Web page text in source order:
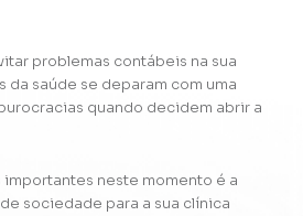
problemas contábeis na sua
da saúde se deparam com uma
quando decidem abrir a
importantes neste momento é a
sociedade para a sua clínica